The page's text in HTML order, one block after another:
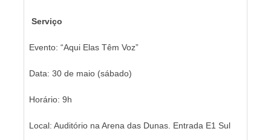
Serviço
Evento: “Aqui Elas Têm Voz”
Data: 30 de maio (sábado)
Horário: 9h
Local: Auditório na Arena das Dunas. Entrada E1 Sul